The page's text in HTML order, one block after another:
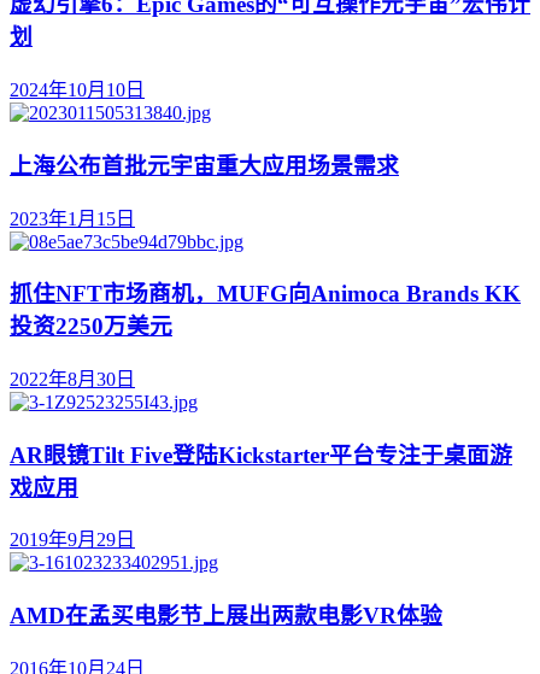
划
2024年10月10日
上海公布首批元宇宙重大应用场景需求
2023年1月15日
抓住NFT市场商机，MUFG向Animoca Brands KK
投资2250万美元
2022年8月30日
AR眼镜Tilt Five登陆Kickstarter平台专注于桌面游
戏应用
2019年9月29日
AMD在孟买电影节上展出两款电影VR体验
2016年10月24日